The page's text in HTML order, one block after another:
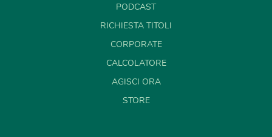
PODCAST
RICHIESTA TITOLI
CORPORATE
CALCOLATORE
AGISCI ORA
STORE